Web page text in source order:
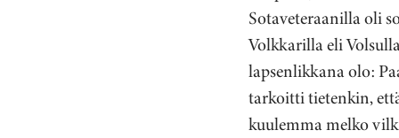
Sotaveteraanilla oli
Volkkarilla eli
lapsenlikkana olo:
tarkoitti tietenkin,
kuulemma melko